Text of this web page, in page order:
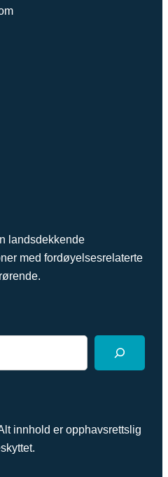
landsdekkende
med fordøyelsesrelaterte
innhold er opphavsrettslig